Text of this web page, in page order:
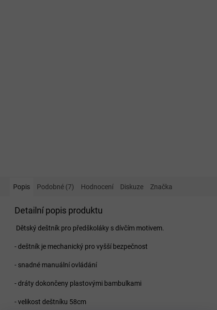
Popis Podobné (7) Hodnocení Diskuze Značka
Detailní popis produktu
Dětský deštník pro předškoláky s dívčím motivem.
- deštník je mechanický pro vyšší bezpečnost
- snadné manuální ovládání
- dráty dokončeny plastovými bambulkami
- velikost deštníku 58cm